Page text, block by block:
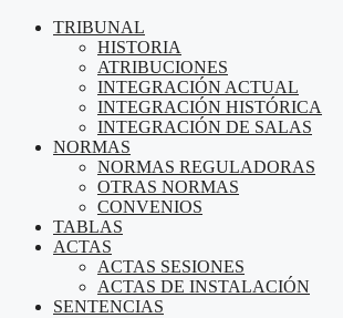
TRIBUNAL
HISTORIA
ATRIBUCIONES
INTEGRACIÓN ACTUAL
INTEGRACIÓN HISTÓRICA
INTEGRACIÓN DE SALAS
NORMAS
NORMAS REGULADORAS
OTRAS NORMAS
CONVENIOS
TABLAS
ACTAS
ACTAS SESIONES
ACTAS DE INSTALACIÓN
SENTENCIAS